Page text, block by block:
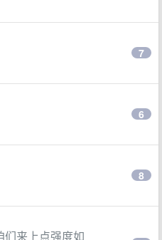
7
6
8
们来上点强度如